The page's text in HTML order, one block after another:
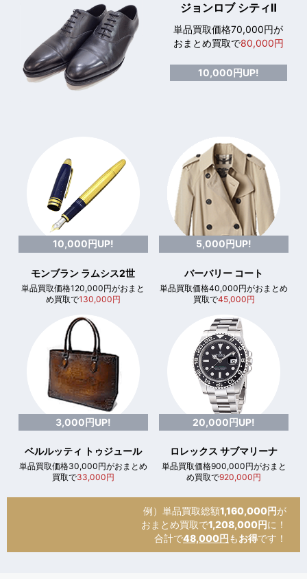
ジョンロブ シティⅡ
単品買取価格70,000円が
おまとめ買取で80,000円
10,000円UP!
10,000円UP!
モンブラン ラムシス2世
単品買取価格120,000円がおまと
め買取で130,000円
5,000円UP!
バーバリー コート
単品買取価格40,000円がおまとめ
買取で45,000円
3,000円UP!
ベルルッティ トゥジュール
単品買取価格30,000円がおまとめ
買取で33,000円
20,000円UP!
ロレックス サブマリーナ
単品買取価格900,000円がおまと
め買取で920,000円
例）単品買取総額1,160,000円が
おまとめ買取で1,208,000円に！
合計で48,000円 もお得です！